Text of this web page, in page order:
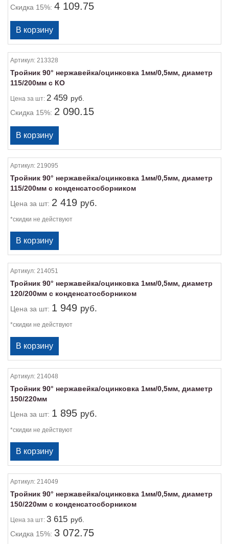
Скидка 15%: 4 109.75
Артикул: 213328
Тройник 90° нержавейка/оцинковка 1мм/0,5мм, диаметр
115/200мм с КО
Цена за шт: 2 459 руб.
Скидка 15%: 2 090.15
Артикул: 219095
Тройник 90° нержавейка/оцинковка 1мм/0,5мм, диаметр
115/200мм с конденсатосборником
Цена за шт: 2 419 руб.
*скидки не действуют
Артикул: 214051
Тройник 90° нержавейка/оцинковка 1мм/0,5мм, диаметр
120/200мм с конденсатосборником
Цена за шт: 1 949 руб.
*скидки не действуют
Артикул: 214048
Тройник 90° нержавейка/оцинковка 1мм/0,5мм, диаметр
150/220мм
Цена за шт: 1 895 руб.
*скидки не действуют
Артикул: 214049
Тройник 90° нержавейка/оцинковка 1мм/0,5мм, диаметр
150/220мм с конденсатосборником
Цена за шт: 3 615 руб.
Скидка 15%: 3 072.75